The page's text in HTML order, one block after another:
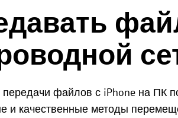
Глобальное удаленное
Управляйте зарубежными
без особых усилий
экранов.
файлов с iPhone на ПК
и качественные методы